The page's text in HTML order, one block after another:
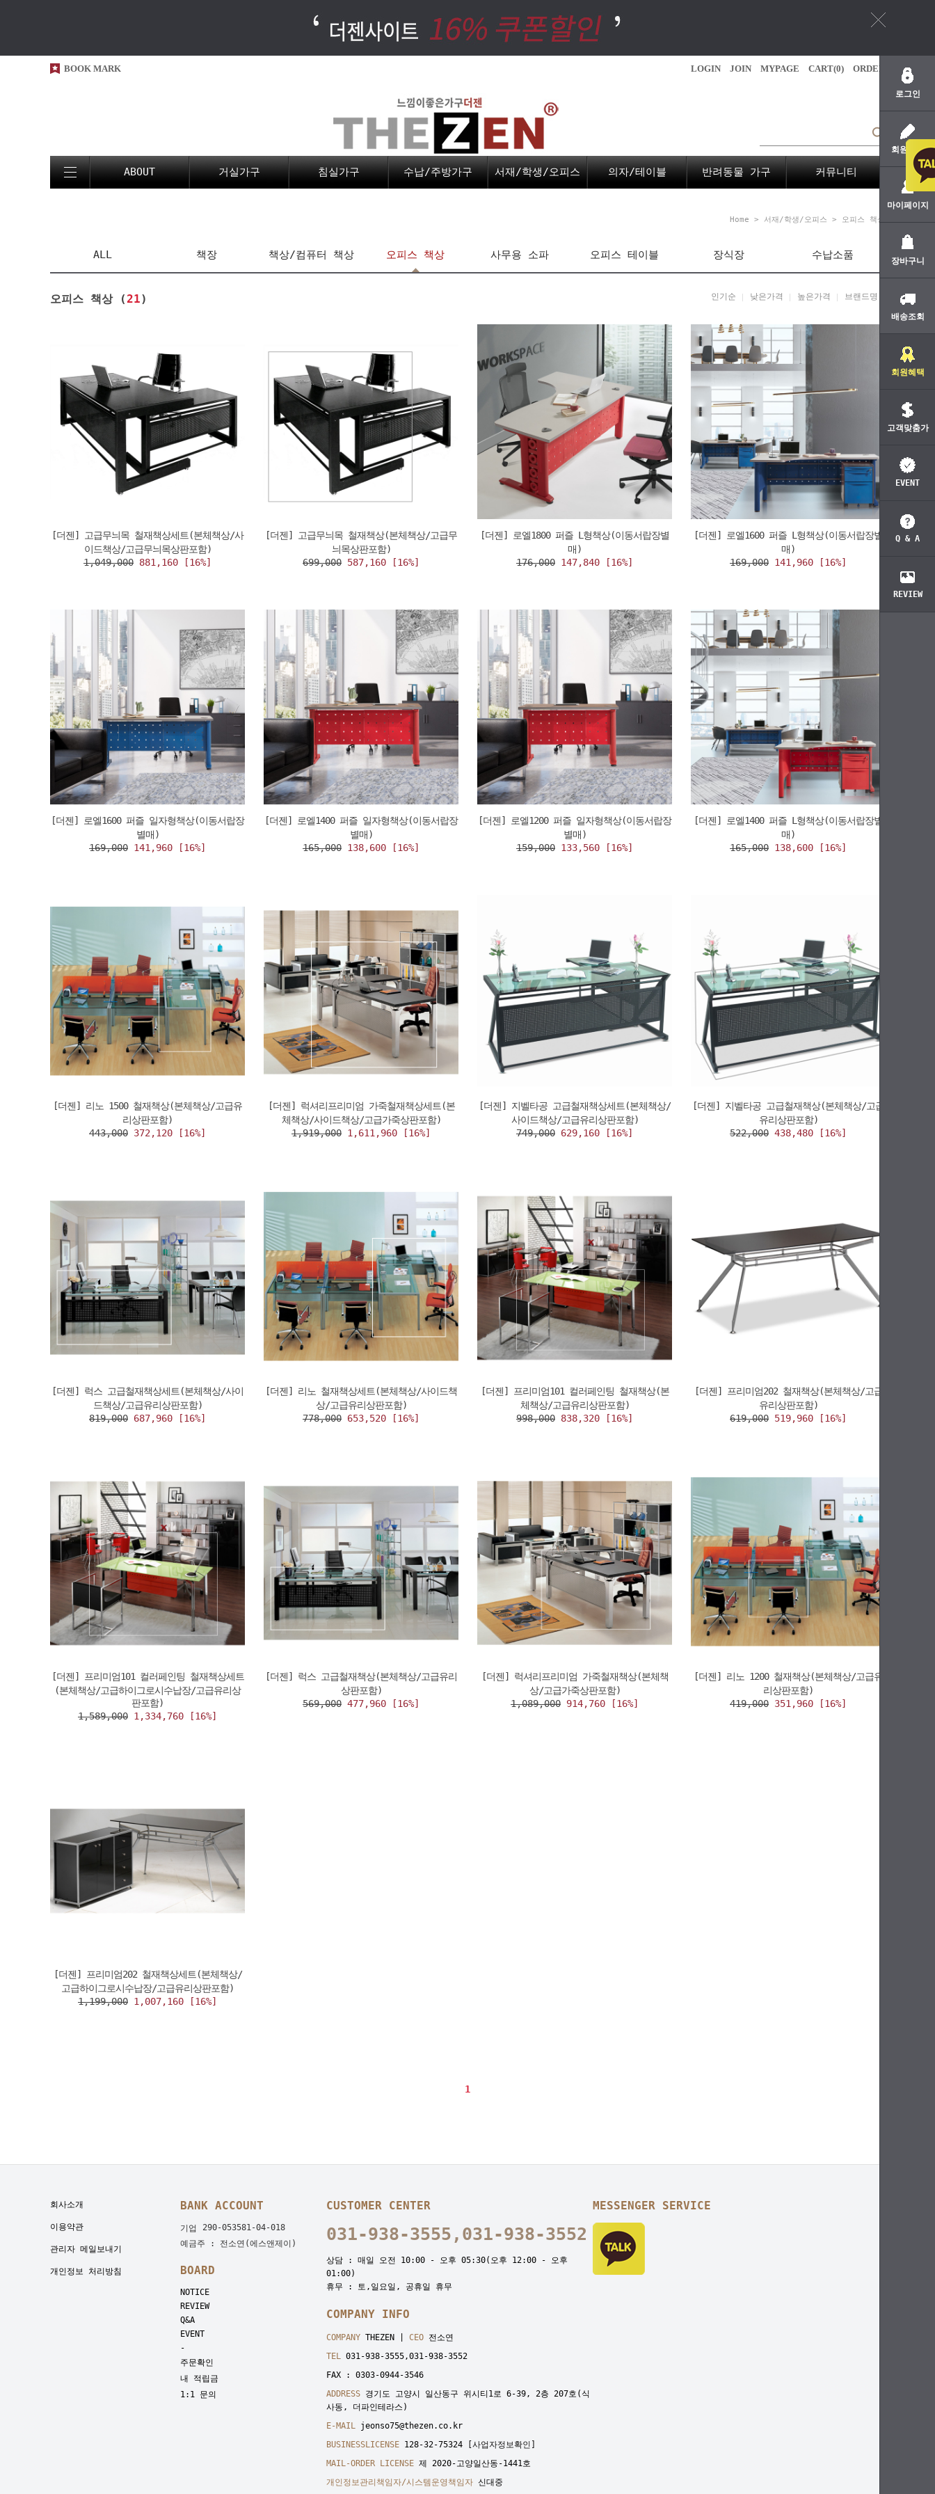
로그인
회원가입
마이페이지
장바구니
배송조회
회원혜택
고객맞춤가
EVENT
Q & A
REVIEW
BOOK MARK LOGIN JOIN MYPAGE CART(0) ORDER
ABOUT 거실가구 침실가구 수납/주방가구 서재/학생/오피스 의자/테이블 반려동물 가구 커뮤니티
Home > 서재/학생/오피스 > 오피스 책상
ALL 책장 책상/컴퓨터 책상 오피스 책상 사무용 소파 오피스 테이블 장식장 수납소품
오피스 책상 ( 21) 인기순 낮은가격 높은가격 브랜드명
[더젠] 고급무늬목 철재책상세트(본체책상/사
이드책상/고급무늬목상판포함)
1,049,000 881,160 [16%]
[더젠] 고급무늬목 철재책상(본체책상/고급무
늬목상판포함)
699,000 587,160 [16%]
[더젠] 로엘1800 퍼즐 L형책상(이동서랍장별
매)
176,000 147,840 [16%]
[더젠] 로엘1600 퍼즐 L형책상(이동서랍장별
매)
169,000 141,960 [16%]
[더젠] 로엘1600 퍼즐 일자형책상(이동서랍장
별매)
169,000 141,960 [16%]
[더젠] 로엘1400 퍼즐 일자형책상(이동서랍장
별매)
165,000 138,600 [16%]
[더젠] 로엘1200 퍼즐 일자형책상(이동서랍장
별매)
159,000 133,560 [16%]
[더젠] 로엘1400 퍼즐 L형책상(이동서랍장별
매)
165,000 138,600 [16%]
[더젠] 리노 1500 철재책상(본체책상/고급유
리상판포함)
443,000 372,120 [16%]
[더젠] 럭셔리프리미엄 가죽철재책상세트(본
체책상/사이드책상/고급가죽상판포함)
1,919,000 1,611,960 [16%]
[더젠] 지벨타공 고급철재책상세트(본체책상/
사이드책상/고급유리상판포함)
749,000 629,160 [16%]
[더젠] 지벨타공 고급철재책상(본체책상/고급
유리상판포함)
522,000 438,480 [16%]
[더젠] 럭스 고급철재책상세트(본체책상/사이
드책상/고급유리상판포함)
819,000 687,960 [16%]
[더젠] 리노 철재책상세트(본체책상/사이드책
상/고급유리상판포함)
778,000 653,520 [16%]
[더젠] 프리미엄101 컬러페인팅 철재책상(본
체책상/고급유리상판포함)
998,000 838,320 [16%]
[더젠] 프리미엄202 철재책상(본체책상/고급
유리상판포함)
619,000 519,960 [16%]
[더젠] 프리미엄101 컬러페인팅 철재책상세트
(본체책상/고급하이그로시수납장/고급유리상
판포함)
1,589,000 1,334,760 [16%]
[더젠] 럭스 고급철재책상(본체책상/고급유리
상판포함)
569,000 477,960 [16%]
[더젠] 럭셔리프리미엄 가죽철재책상(본체책
상/고급가죽상판포함)
1,089,000 914,760 [16%]
[더젠] 리노 1200 철재책상(본체책상/고급유
리상판포함)
419,000 351,960 [16%]
[더젠] 프리미엄202 철재책상세트(본체책상/
고급하이그로시수납장/고급유리상판포함)
1,199,000 1,007,160 [16%]
1
회사소개
이용약관
관리자 메일보내기
개인정보 처리방침
BANK ACCOUNT
기업
290-053581-04-018
예금주 : 전소연(에스앤제이)
BOARD
NOTICE
REVIEW
Q&A
EVENT
-
주문확인
내 적립금
1:1 문의
CUSTOMER CENTER
031-938-3555,031-938-3552
상담 : 매일 오전 10:00 - 오후 05:30(오후 12:00 - 오후
01:00)
휴무 : 토,일요일, 공휴일 휴무
COMPANY INFO
COMPANY THEZEN | CEO 전소연
TEL 031-938-3555,031-938-3552
FAX : 0303-0944-3546
ADDRESS 경기도 고양시 일산동구 위시티1로 6-39, 2층 207호(식
사동, 더파인테라스)
E-MAIL jeonso75@thezen.co.kr
BUSINESSLICENSE 128-32-75324
[사업자정보확인]
MAIL-ORDER LICENSE 제 2020-고양일산동-1441호
개인정보관리책임자/시스템운영책임자 신대중
MESSENGER SERVICE